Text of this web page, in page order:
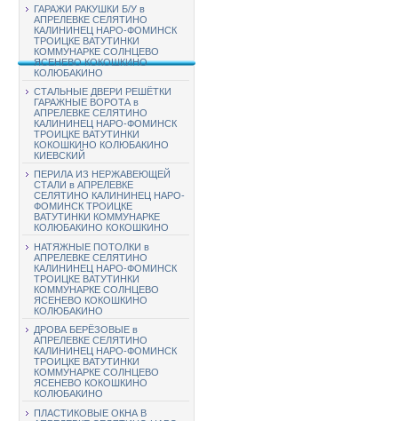
ГАРАЖИ РАКУШКИ Б/У в
АПРЕЛЕВКЕ СЕЛЯТИНО
КАЛИНИНЕЦ НАРО-ФОМИНСК
ТРОИЦКЕ ВАТУТИНКИ
КОММУНАРКЕ СОЛНЦЕВО
ЯСЕНЕВО КОКОШКИНО
КОЛЮБАКИНО
СТАЛЬНЫЕ ДВЕРИ РЕШЁТКИ
ГАРАЖНЫЕ ВОРОТА в
АПРЕЛЕВКЕ СЕЛЯТИНО
КАЛИНИНЕЦ НАРО-ФОМИНСК
ТРОИЦКЕ ВАТУТИНКИ
КОКОШКИНО КОЛЮБАКИНО
КИЕВСКИЙ
ПЕРИЛА ИЗ НЕРЖАВЕЮЩЕЙ
СТАЛИ в АПРЕЛЕВКЕ
СЕЛЯТИНО КАЛИНИНЕЦ НАРО-
ФОМИНСК ТРОИЦКЕ
ВАТУТИНКИ КОММУНАРКЕ
КОЛЮБАКИНО КОКОШКИНО
НАТЯЖНЫЕ ПОТОЛКИ в
АПРЕЛЕВКЕ СЕЛЯТИНО
КАЛИНИНЕЦ НАРО-ФОМИНСК
ТРОИЦКЕ ВАТУТИНКИ
КОММУНАРКЕ СОЛНЦЕВО
ЯСЕНЕВО КОКОШКИНО
КОЛЮБАКИНО
ДРОВА БЕРЁЗОВЫЕ в
АПРЕЛЕВКЕ СЕЛЯТИНО
КАЛИНИНЕЦ НАРО-ФОМИНСК
ТРОИЦКЕ ВАТУТИНКИ
КОММУНАРКЕ СОЛНЦЕВО
ЯСЕНЕВО КОКОШКИНО
КОЛЮБАКИНО
ПЛАСТИКОВЫЕ ОКНА В